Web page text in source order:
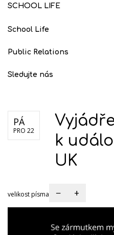
SCHOOL LIFE
School Life
Aktuality Proběhlo na GMVV
Public Relations
Školní magazín REFRESH
Sledujte nás
PÁ
PRO 22
k
UK
velikost písma − +